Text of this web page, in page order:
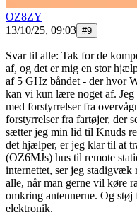
OZ8ZY
13/10/25, 09:03 #9
Svar til alle: Tak for de
af, og det er mig en stor
af 5 GHz båndet - der hvor
kan vi kun lære noget af.
med forstyrrelser fra
forstyrrelser fra fartøjer, der
sætter jeg min lid til Knuds
det hjælper, er jeg klar til at
(OZ6MJs) hus til remote
internettet, ser jeg stadigvæk
alle, når man gerne vil køre
omkring antennerne. Og støj
elektronik.